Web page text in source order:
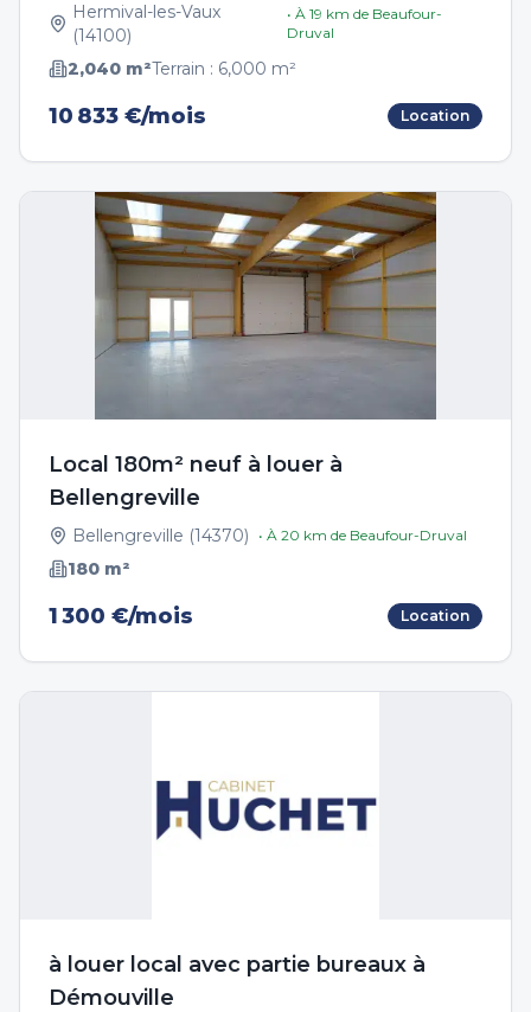
Hermival-les-Vaux
(14100)
• À 19 km de Beaufour-
Druval
2,040 m²Terrain : 6,000 m²
10 833 €/mois Location
Local 180m² neuf à louer à
Bellengreville
Bellengreville (14370) • À 20 km de Beaufour-Druval
180 m²
1 300 €/mois Location
à louer local avec partie bureaux à
Démouville